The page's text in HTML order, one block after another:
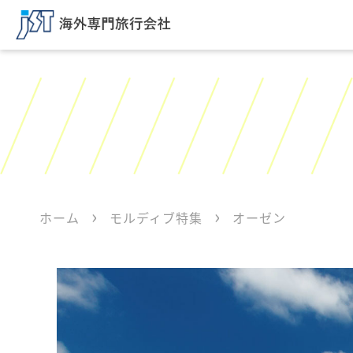
ホーム モルディブ特集 オーゼン